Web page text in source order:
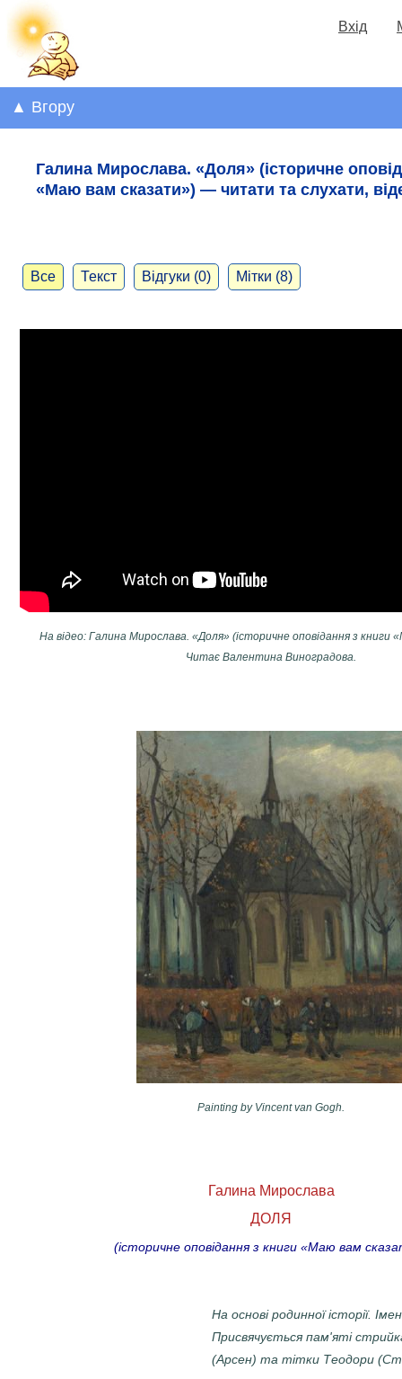
Вхід
▲ Вгору
Галина Мирослава. «Доля» (історичне
«Маю вам сказати») — читати та слухати,
Все Текст Відгуки (0) Мітки (8)
На відео: Галина Мирослава. «Доля» (історичне оповідання з книги
Читає Валентина Виноградова.
Painting by Vincent van Gogh.
Галина Мирослава
ДОЛЯ
(історичне оповідання з книги «Маю вам
На основі родинної історії.
Присвячується пам'яті
(Арсен) та тітки Теодори